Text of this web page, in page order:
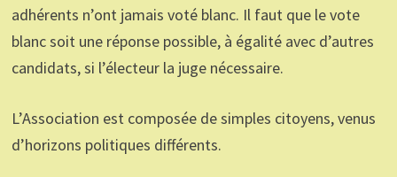
adhérents n’ont jamais voté blanc. Il faut que le vote
blanc soit une réponse possible, à égalité avec d’autres
candidats, si l’électeur la juge nécessaire.
L’Association est composée de simples citoyens, venus
d’horizons politiques différents.